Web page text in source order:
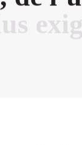
us exig